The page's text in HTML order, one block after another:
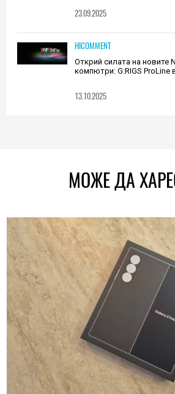
23.09.2025
HICOMMENT
Открий силата на новите
компютри: G:RIGS ProLine
13.10.2025
МОЖЕ ДА